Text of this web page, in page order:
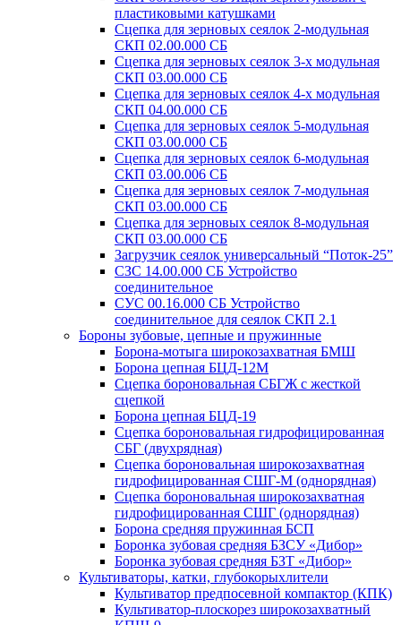
пластиковыми катушками
Сцепка для зерновых сеялок 2-модульная
СКП 02.00.000 СБ
Сцепка для зерновых сеялок 3-х модульная
СКП 03.00.000 СБ
Сцепка для зерновых сеялок 4-х модульная
СКП 04.00.000 СБ
Сцепка для зерновых сеялок 5-модульная
СКП 03.00.000 СБ
Сцепка для зерновых сеялок 6-модульная
СКП 03.00.006 СБ
Сцепка для зерновых сеялок 7-модульная
СКП 03.00.000 СБ
Сцепка для зерновых сеялок 8-модульная
СКП 03.00.000 СБ
Загрузчик сеялок универсальный “Поток-25”
СЗС 14.00.000 СБ Устройство
соединительное
СУС 00.16.000 СБ Устройство
соединительное для сеялок СКП 2.1
Бороны зубовые, цепные и пружинные
Борона-мотыга широкозахватная БМШ
Борона цепная БЦД-12М
Сцепка бороновальная СБГЖ с жесткой
сцепкой
Борона цепная БЦД-19
Сцепка бороновальная гидрофицированная
СБГ (двухрядная)
Сцепка бороновальная широкозахватная
гидрофицированная СШГ-М (однорядная)
Сцепка бороновальная широкозахватная
гидрофицированная СШГ (однорядная)
Борона средняя пружинная БСП
Боронка зубовая средняя БЗСУ «Дибор»
Боронка зубовая средняя БЗТ «Дибор»
Культиваторы, катки, глубокорыхлители
Культиватор предпосевной компактор (КПК)
Культиватор-плоскорез широкозахватный